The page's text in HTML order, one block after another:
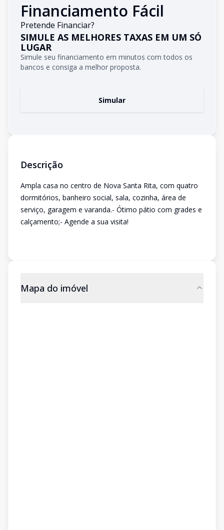
Financiamento Fácil
Pretende Financiar?
SIMULE AS MELHORES TAXAS EM UM SÓ
LUGAR
Simule seu financiamento em minutos com todos os
bancos e consiga a melhor proposta.
Simular
Descrição
Ampla casa no centro de Nova Santa Rita, com quatro
dormitórios, banheiro social, sala, cozinha, área de
serviço, garagem e varanda.- Ótimo pátio com grades e
calçamento;- Agende a sua visita!
Mapa do imóvel